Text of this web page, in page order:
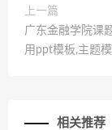
上一篇
广东金融学院课
用ppt模板,主题
相关推荐